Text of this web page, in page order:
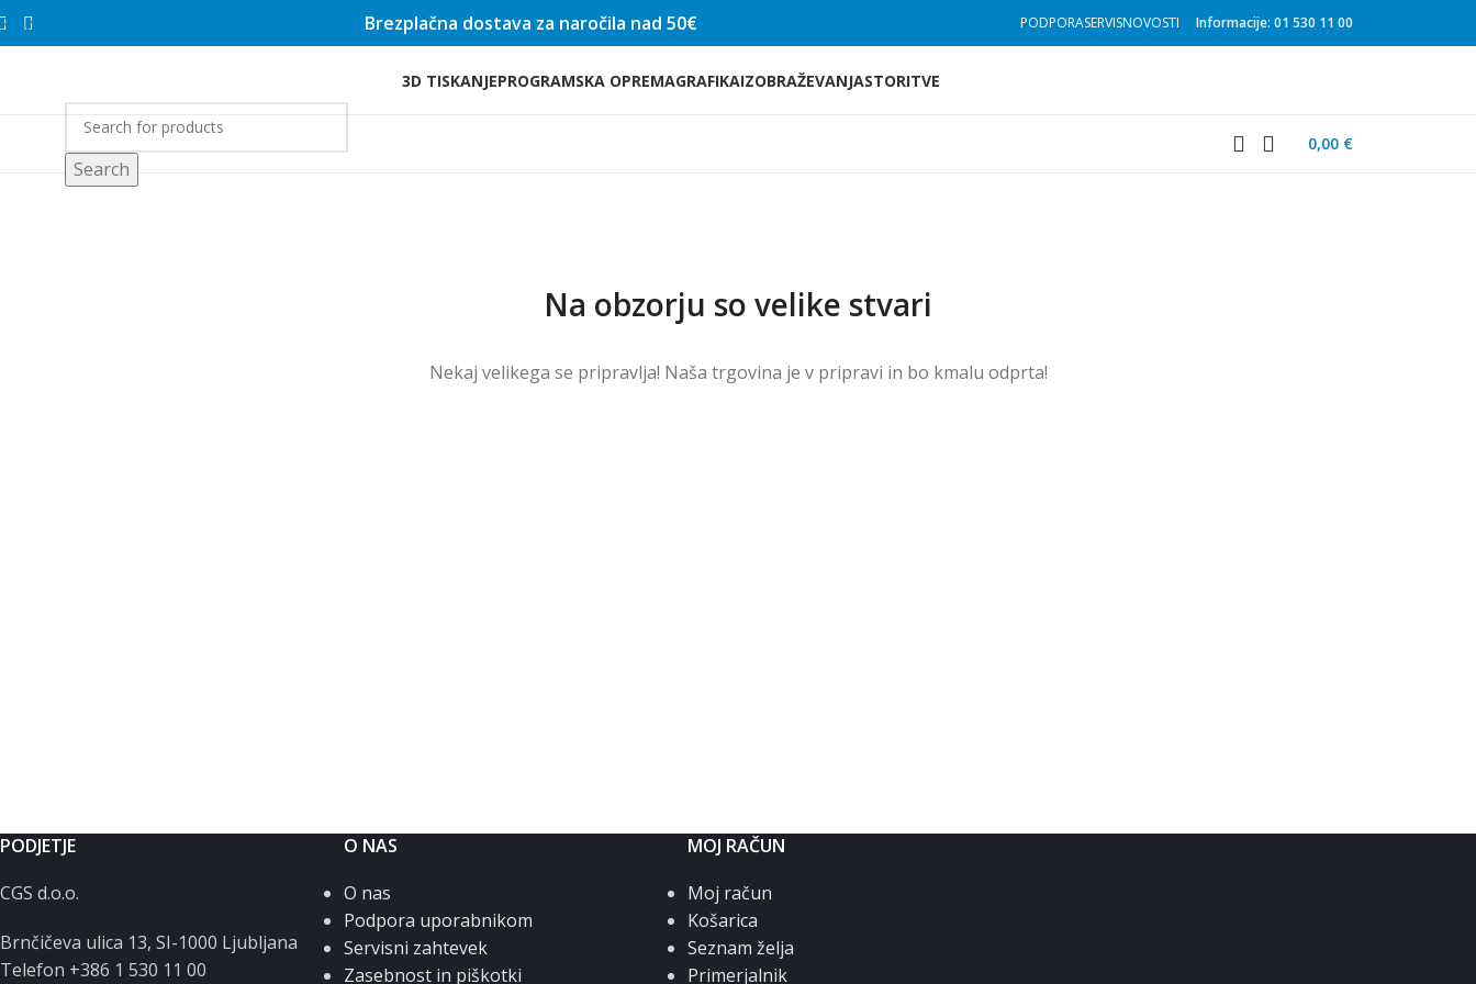
Skip to main content Brezplačna dostava za naročila nad 50€ PODPORASERVISNOVOSTI Informacije: 01 530 11 00
3D TISKANJEPROGRAMSKA OPREMAGRAFIKAIZOBRAŽEVANJASTORITVE
Search
0,00 €
Na obzorju so velike stvari
Nekaj ​​velikega se pripravlja! Naša trgovina je v pripravi in ​​bo kmalu odprta!
PODJETJE
CGS d.o.o.
Brnčičeva ulica 13, SI-1000 Ljubljana
Telefon +386 1 530 11 00
O NAS
O nas
Podpora uporabnikom
Servisni zahtevek
Zasebnost in piškotki
MOJ RAČUN
Moj račun
Košarica
Seznam želja
Primerjalnik